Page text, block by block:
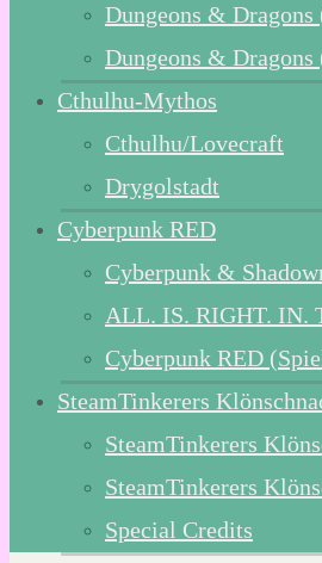
Dungeons &
Dungeons &
Cthulhu-Mythos
Cthulhu/Lovecraft
Drygolstadt
Cyberpunk RED
Cyberpunk &
ALL. IS. RIGHT. IN.
Cyberpunk RED
SteamTinkerers
SteamTinkerers
SteamTinkerers
Special Credits